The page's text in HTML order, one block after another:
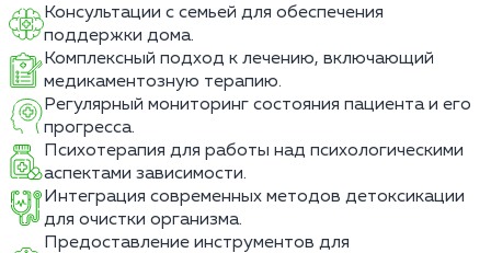
Консультации с семьей для обеспечения
поддержки дома.
Комплексный подход к лечению, включающий
медикаментозную терапию.
Регулярный мониторинг состояния пациента и его
прогресса.
Психотерапия для работы над психологическими
аспектами зависимости.
Интеграция современных методов детоксикации
для очистки организма.
Предоставление инструментов для